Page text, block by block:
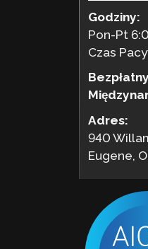
Godziny:
Pon-Pt
Czas
Adres:
940
Eugene,